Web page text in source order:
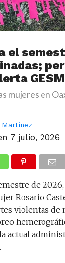
el
mujeres en
Martínez
7 julio, 2026
de 2026,
Rosario
violentas de
actual